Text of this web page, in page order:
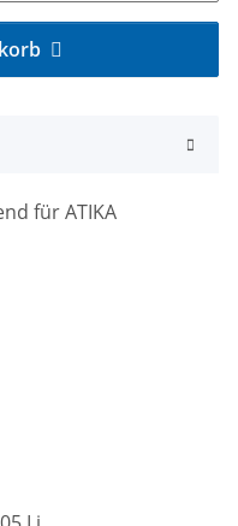
für ATIKA